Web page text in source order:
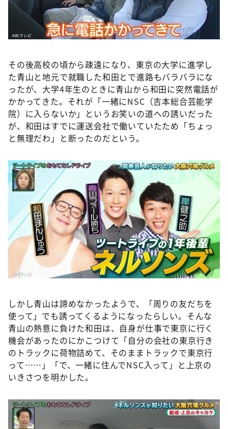
その後高校の頃から疎遠になり、東京の大学に進学し
た青山と地元で就職した和田とで進路もバラバラにな
ったが、大学4年生のときに青山から和田に突然電話が
かかってきた。それが「一緒にNSC（吉本総合芸能学
院）に入らないか」というお笑いの道への誘いだった
が、和田はすでに運送会社で働いていたため「ちょっ
と無理だわ」と断ったのだという。
しかし青山は諦めなかったようで、「周りの友だちを
使って」でも誘ってくるようになったらしい。そんな
青山の熱意に負けた和田は、自身が仕事で東京に行く
機会があったのにかこつけて「自分の会社の東京行き
のトラックに荷物詰めて、そのままトラックで東京行
って……」「で、一緒に住んでNSC入って」と上京の
いきさつを明かした。